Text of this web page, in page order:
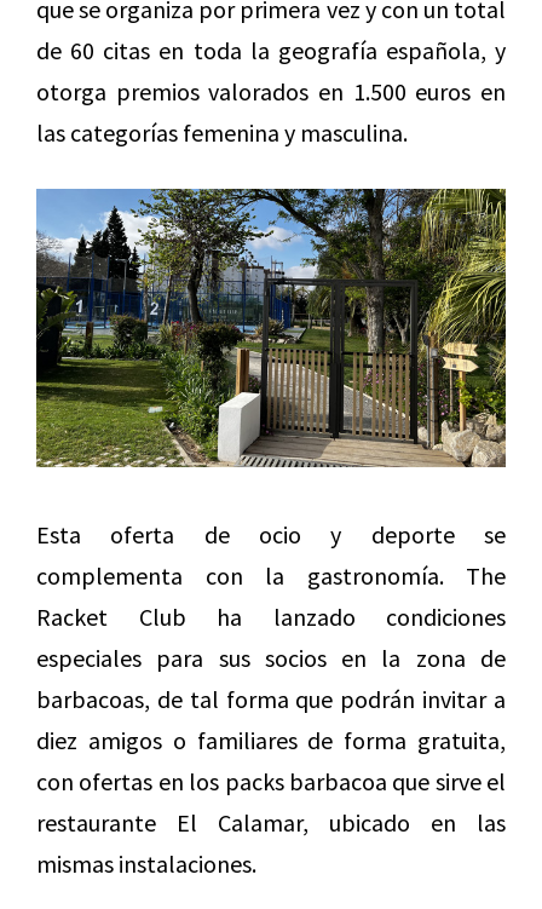
que se organiza por primera vez y con un total
de 60 citas en toda la geografía española, y
otorga premios valorados en 1.500 euros en
las categorías femenina y masculina.
Esta oferta de ocio y deporte se
complementa con la gastronomía. The
Racket Club ha lanzado condiciones
especiales para sus socios en la zona de
barbacoas, de tal forma que podrán invitar a
diez amigos o familiares de forma gratuita,
con ofertas en los packs barbacoa que sirve el
restaurante El Calamar, ubicado en las
mismas instalaciones.